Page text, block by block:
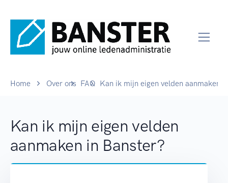
Home Over ons FAQ Kan ik mijn eigen velden aanmaken
Kan ik mijn eigen velden
aanmaken in Banster?